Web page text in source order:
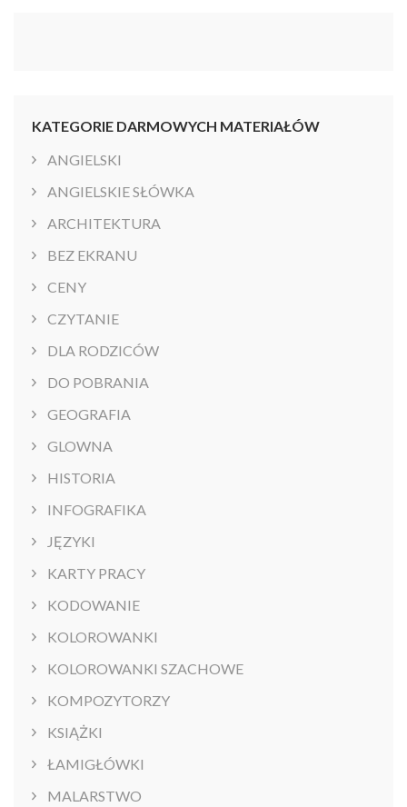
KATEGORIE DARMOWYCH MATERIAŁÓW
ANGIELSKI
ANGIELSKIE SŁÓWKA
ARCHITEKTURA
BEZ EKRANU
CENY
CZYTANIE
DLA RODZICÓW
DO POBRANIA
GEOGRAFIA
GLOWNA
HISTORIA
INFOGRAFIKA
JĘZYKI
KARTY PRACY
KODOWANIE
KOLOROWANKI
KOLOROWANKI SZACHOWE
KOMPOZYTORZY
KSIĄŻKI
ŁAMIGŁÓWKI
MALARSTWO